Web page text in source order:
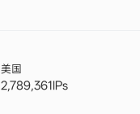
美国
2,789,361IPs